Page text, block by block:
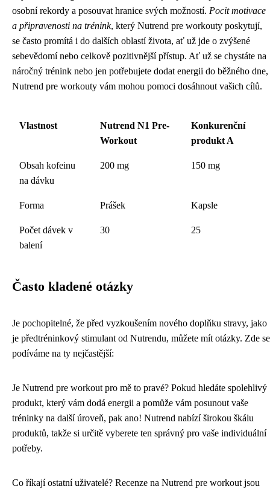
osobní rekordy a posouvat hranice svých možností. Pocit motivace
a připravenosti na trénink, který Nutrend pre workouty poskytují,
se často promítá i do dalších oblastí života, ať už jde o zvýšené
sebevědomí nebo celkově pozitivnější přístup. Ať už se chystáte na
náročný trénink nebo jen potřebujete dodat energii do běžného dne,
Nutrend pre workouty vám mohou pomoci dosáhnout vašich cílů.
Vlastnost
Nutrend N1 Pre-
Workout
Konkurenční
produkt A
Obsah kofeinu
na dávku
200 mg 150 mg
Forma Prášek Kapsle
Počet dávek v
balení
30 25
Často kladené otázky
Je pochopitelné, že před vyzkoušením nového doplňku stravy, jako
je předtréninkový stimulant od Nutrendu, můžete mít otázky. Zde se
podíváme na ty nejčastější:
Je Nutrend pre workout pro mě to pravé? Pokud hledáte spolehlivý
produkt, který vám dodá energii a pomůže vám posunout vaše
tréninky na další úroveň, pak ano! Nutrend nabízí širokou škálu
produktů, takže si určitě vyberete ten správný pro vaše individuální
potřeby.
Co říkají ostatní uživatelé? Recenze na Nutrend pre workout jsou